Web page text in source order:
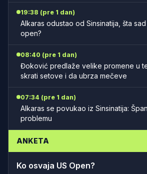
19:38 (pre 1 dan)
Alkaras odustao od Sinsinatija, šta
open?
08:40 (pre 1 dan)
Đoković predlaže velike promene u
skrati setove i da ubrza mečeve
07:34 (pre 1 dan)
Alkaras se povukao iz Sinsinatija:
problemu
ANKETA
Ko osvaja US Open?